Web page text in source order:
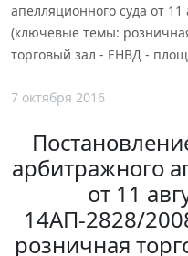
апелляционного суда от
(ключевые темы:
торговый зал - ЕНВД -
7 октября 2016
арбитражного
от 11
14АП-2828/
розничная